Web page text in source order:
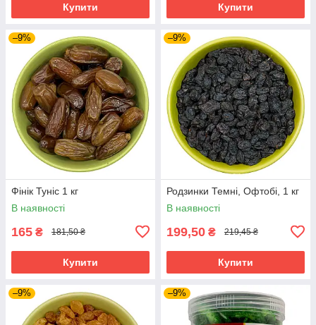
Купити Купити
–9%
Фінік Туніс 1 кг
В наявності
165 ₴ 181,50 ₴
Купити
–9%
Родзинки Темні, Офтобі, 1 кг
В наявності
199,50 ₴ 219,45 ₴
Купити
–9% –9%